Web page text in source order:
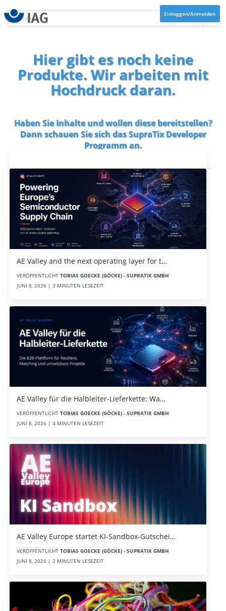
Einloggen/Anmelden
Hier gibt es noch keine
Produkte. Wir arbeiten mit
Hochdruck daran.
Haben Sie Inhalte und wollen diese bereitstellen?
Dann schauen Sie sich dasSupraTix Developer
Programman.
AE Valley and the next operating layer for t…
VERÖFFENTLICHT TOBIAS GOECKE (GÖCKE) - SUPRATIX GMBH
JUNI 8, 2026 | 3 MINUTEN LESEZEIT
AE Valley für die Halbleiter-Lieferkette: Wa…
VERÖFFENTLICHT TOBIAS GOECKE (GÖCKE) - SUPRATIX GMBH
JUNI 8, 2026 | 4 MINUTEN LESEZEIT
AE Valley Europe startet KI-Sandbox-Gutschei…
VERÖFFENTLICHT TOBIAS GOECKE (GÖCKE) - SUPRATIX GMBH
JUNI 8, 2026 | 2 MINUTEN LESEZEIT